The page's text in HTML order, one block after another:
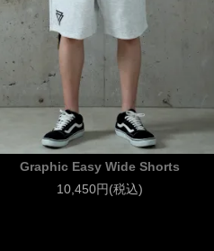
Graphic Easy Wide Shorts
10,450円(税込)